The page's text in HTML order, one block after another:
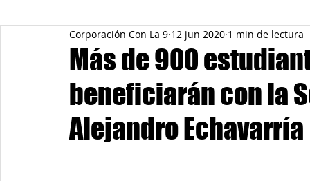
Educación Derechos Humanos Deporte
Inclusión Social Infancia y preadolescencia
Más de 900
beneficiarán con la
Alejandro Echavarría
Corporación Con La 9 12 jun 2020 1 min de lectura